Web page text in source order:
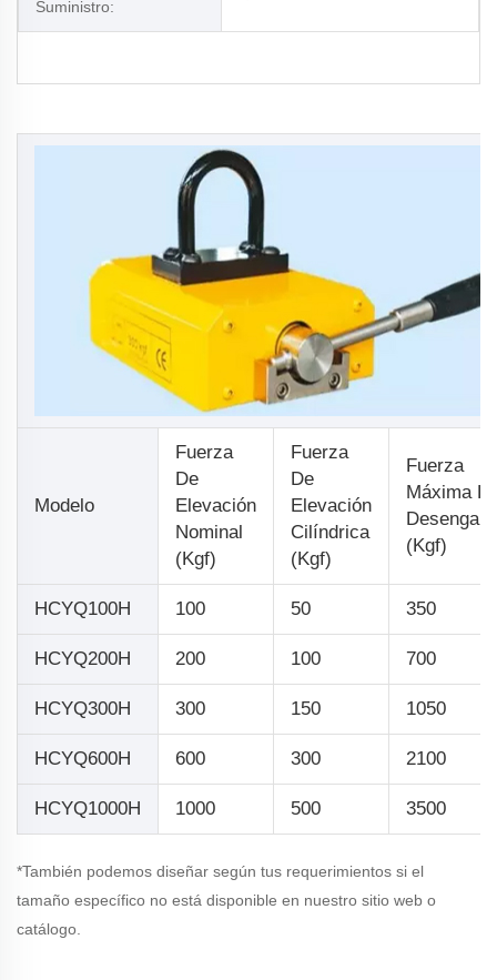
Suministro:
Modelo
Fuerza
De
Elevación
Nominal
(kgf)
Fuerza
De
Elevación
Cilíndrica
(kgf)
Fuerza
Máxima
(kgf)
HCYQ100H 100 50 350
HCYQ200H 200 100 700
HCYQ300H 300 150 1050
HCYQ600H 600 300 2100
HCYQ1000H 1000 500 3500
*También podemos diseñar según tus requerimientos si el
tamaño específico no está disponible en nuestro sitio web o
catálogo.